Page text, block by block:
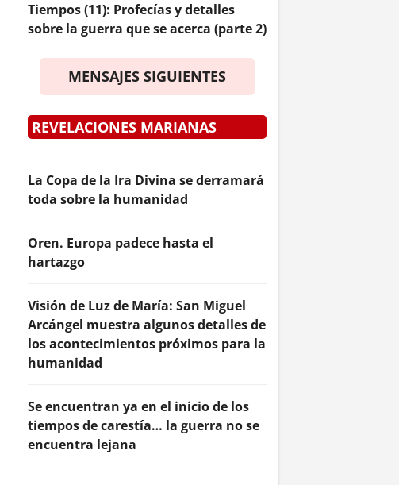
Tiempos (11): Profecías y detalles
sobre la guerra que se acerca (parte 2)
MENSAJES SIGUIENTES
REVELACIONES MARIANAS
La Copa de la Ira Divina se derramará
toda sobre la humanidad
Oren. Europa padece hasta el
hartazgo
Visión de Luz de María: San Miguel
Arcángel muestra algunos detalles de
los acontecimientos próximos para la
humanidad
Se encuentran ya en el inicio de los
tiempos de carestía… la guerra no se
encuentra lejana